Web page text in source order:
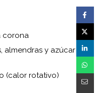
corona
almendras y azúcar
(calor rotativo)